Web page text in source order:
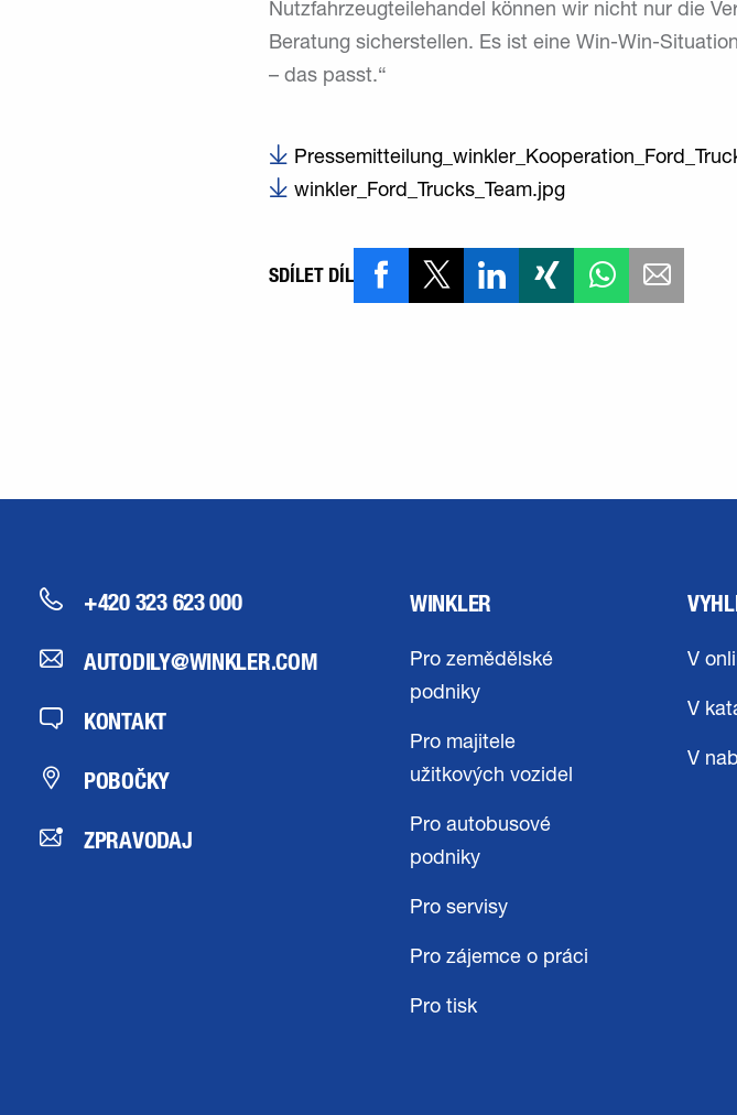
Nutzfahrzeugteilehandel können wir nicht nur die
Beratung sicherstellen. Es ist eine Win-Win-
– das passt.“
winkler_Ford_Trucks_Team.jpg
SDÍLET DÍL
+420 323 623 000
AUTODILY@WINKLER.COM
KONTAKT
POBOČKY
ZPRAVODAJ
WINKLER
Pro zemědělské
podniky
Pro majitele
užitkových vozidel
Pro autobusové
podniky
Pro servisy
Pro zájemce o práci
Pro tisk
V
V
V